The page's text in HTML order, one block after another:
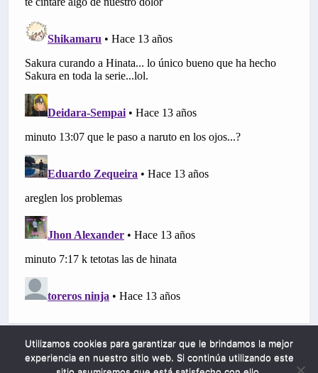
Utilizamos cookies para garantizar que le brindamos la mejor
experiencia en nuestro sitio web. Si continúa utilizando este